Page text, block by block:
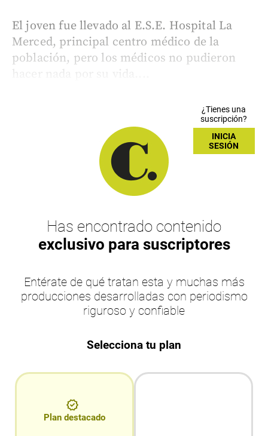
El joven fue llevado al E.S.E. Hospital La
Merced, principal centro médico de la
población, pero los médicos no pudieron
hacer nada por su vida....
¿Tienes una
suscripción?
INICIA
SESIÓN
Has encontrado contenido
exclusivo para suscriptores
Entérate de qué tratan esta y muchas más
producciones desarrolladas con periodismo
riguroso y confiable
Selecciona tu plan
Plan destacado